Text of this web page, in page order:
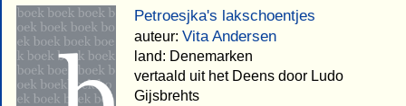
Petroesjka's lakschoentjes
auteur: Vita Andersen
land: Denemarken
vertaald uit het Deens door Ludo
Gijsbrehts